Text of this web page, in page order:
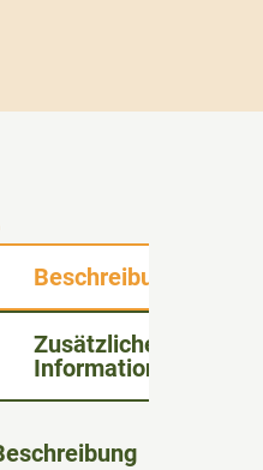
Beschreibung
Zusätzliche
Informationen